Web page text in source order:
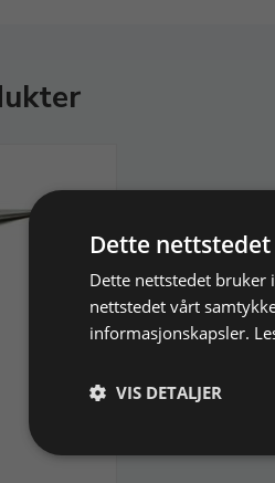
Dette
Dette nettstedet bruker
nettstedet vårt
informasjonskapsler.
VIS DETALJER